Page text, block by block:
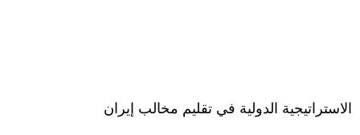
الاستراتيجية الدولية في تقليم مخالب إيران